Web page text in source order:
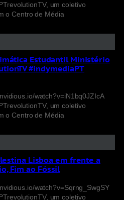
um coletivo
o Centro de Média
Estudantil Ministério
#indymediaPT
watch?v=iN1bq0JZIcA
um coletivo
o Centro de Média
Lisboa em frente a
Fim ao Fóssil
watch?v=Sqrng_SwgSY
um coletivo